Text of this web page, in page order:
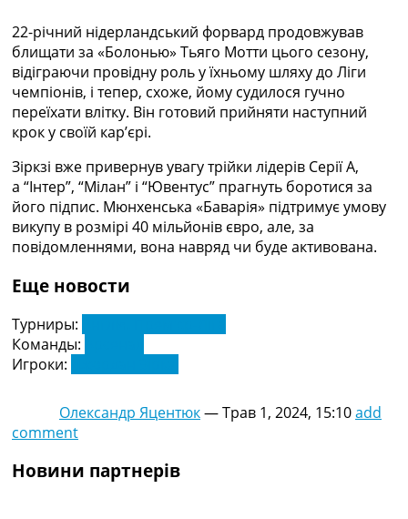
Рейтинг країн УЄФА
Рейтинг клубів УЄФА
Рейтинг ФІФА
Телепрограма
RU
Categories
Головна
Новини футболу
Новини футболу України
Футбольні трансфери
Останні коментарі
Конкурс прогнозів
Логін
Правила
Чемпіонат Світу
22-річний нідерландський форвард продовжував
блищати за «Болонью» Тьяго Мотти цього сезону,
відіграючи провідну роль у їхньому шляху до Ліги
чемпіонів, і тепер, схоже, йому судилося гучно
переїхати влітку. Він готовий прийняти наступний
крок у своїй кар’єрі.
Зіркзі вже привернув увагу трійки лідерів Серії А,
а “Інтер”, “Мілан” і “Ювентус” прагнуть боротися за
його підпис. Мюнхенська «Баварія» підтримує умову
викупу в розмірі 40 мільйонів євро, але, за
повідомленнями, вона навряд чи буде активована.
Еще новости
Турниры:
Команды:
Игроки:
Олександр Яцентюк—Трав 1, 2024, 15:10add
comment
Новини партнерів